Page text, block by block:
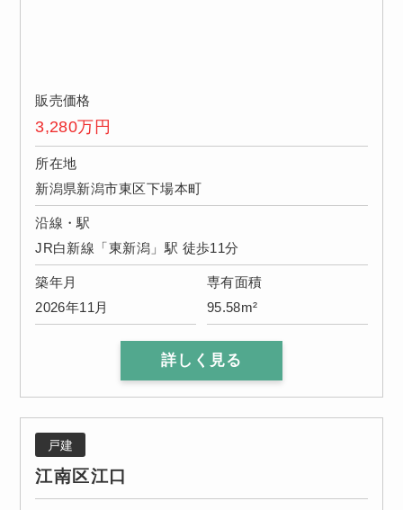
販売価格
3,280万円
所在地
新潟県新潟市東区下場本町
沿線・駅
JR白新線「東新潟」駅 徒歩11分
築年月
2026年11月
専有面積
95.58m²
詳しく見る
戸建
江南区江口